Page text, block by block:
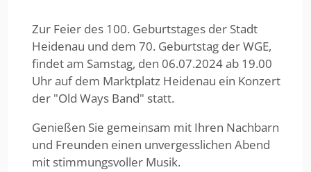
Zur Feier des 100. Geburtstages der Stadt
Heidenau und dem 70. Geburtstag der WGE,
findet am Samstag, den 06.07.2024 ab 19.00
Uhr auf dem Marktplatz Heidenau ein Konzert
der "Old Ways Band" statt.
Genießen Sie gemeinsam mit Ihren Nachbarn
und Freunden einen unvergesslichen Abend
mit stimmungsvoller Musik.